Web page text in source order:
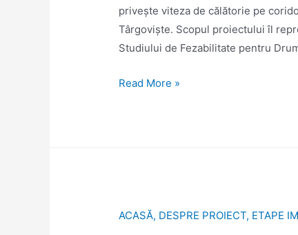
privește viteza de călătorie pe
Târgoviște. Scopul proiectului îl
Studiului de Fezabilitate pentru
Read More »
ACASĂ, DESPRE PROIECT, ETAPE